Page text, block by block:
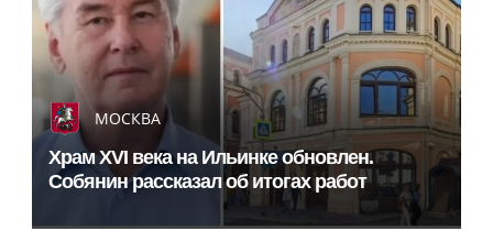
МОСКВА
Храм XVI века на Ильинке обновлен.
Собянин рассказал об итогах работ